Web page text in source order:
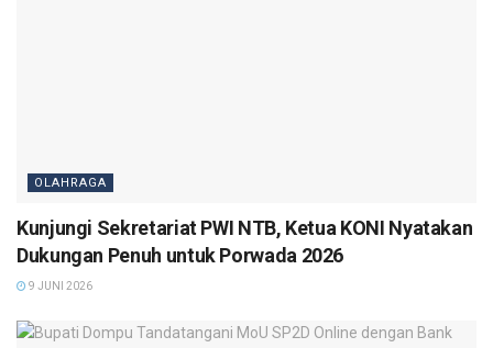
OLAHRAGA
Kunjungi Sekretariat PWI NTB, Ketua KONI Nyatakan
Dukungan Penuh untuk Porwada 2026
9 JUNI 2026